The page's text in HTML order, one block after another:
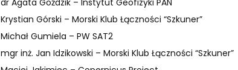
dr Agata Goździk – Instytut Geofizyki PAN
Krystian Górski – Morski Klub Łączności “Szkuner”
Michał Gumiela – PW SAT2
mgr inż. Jan Idzikowski – Morski Klub Łączności “Szkuner”